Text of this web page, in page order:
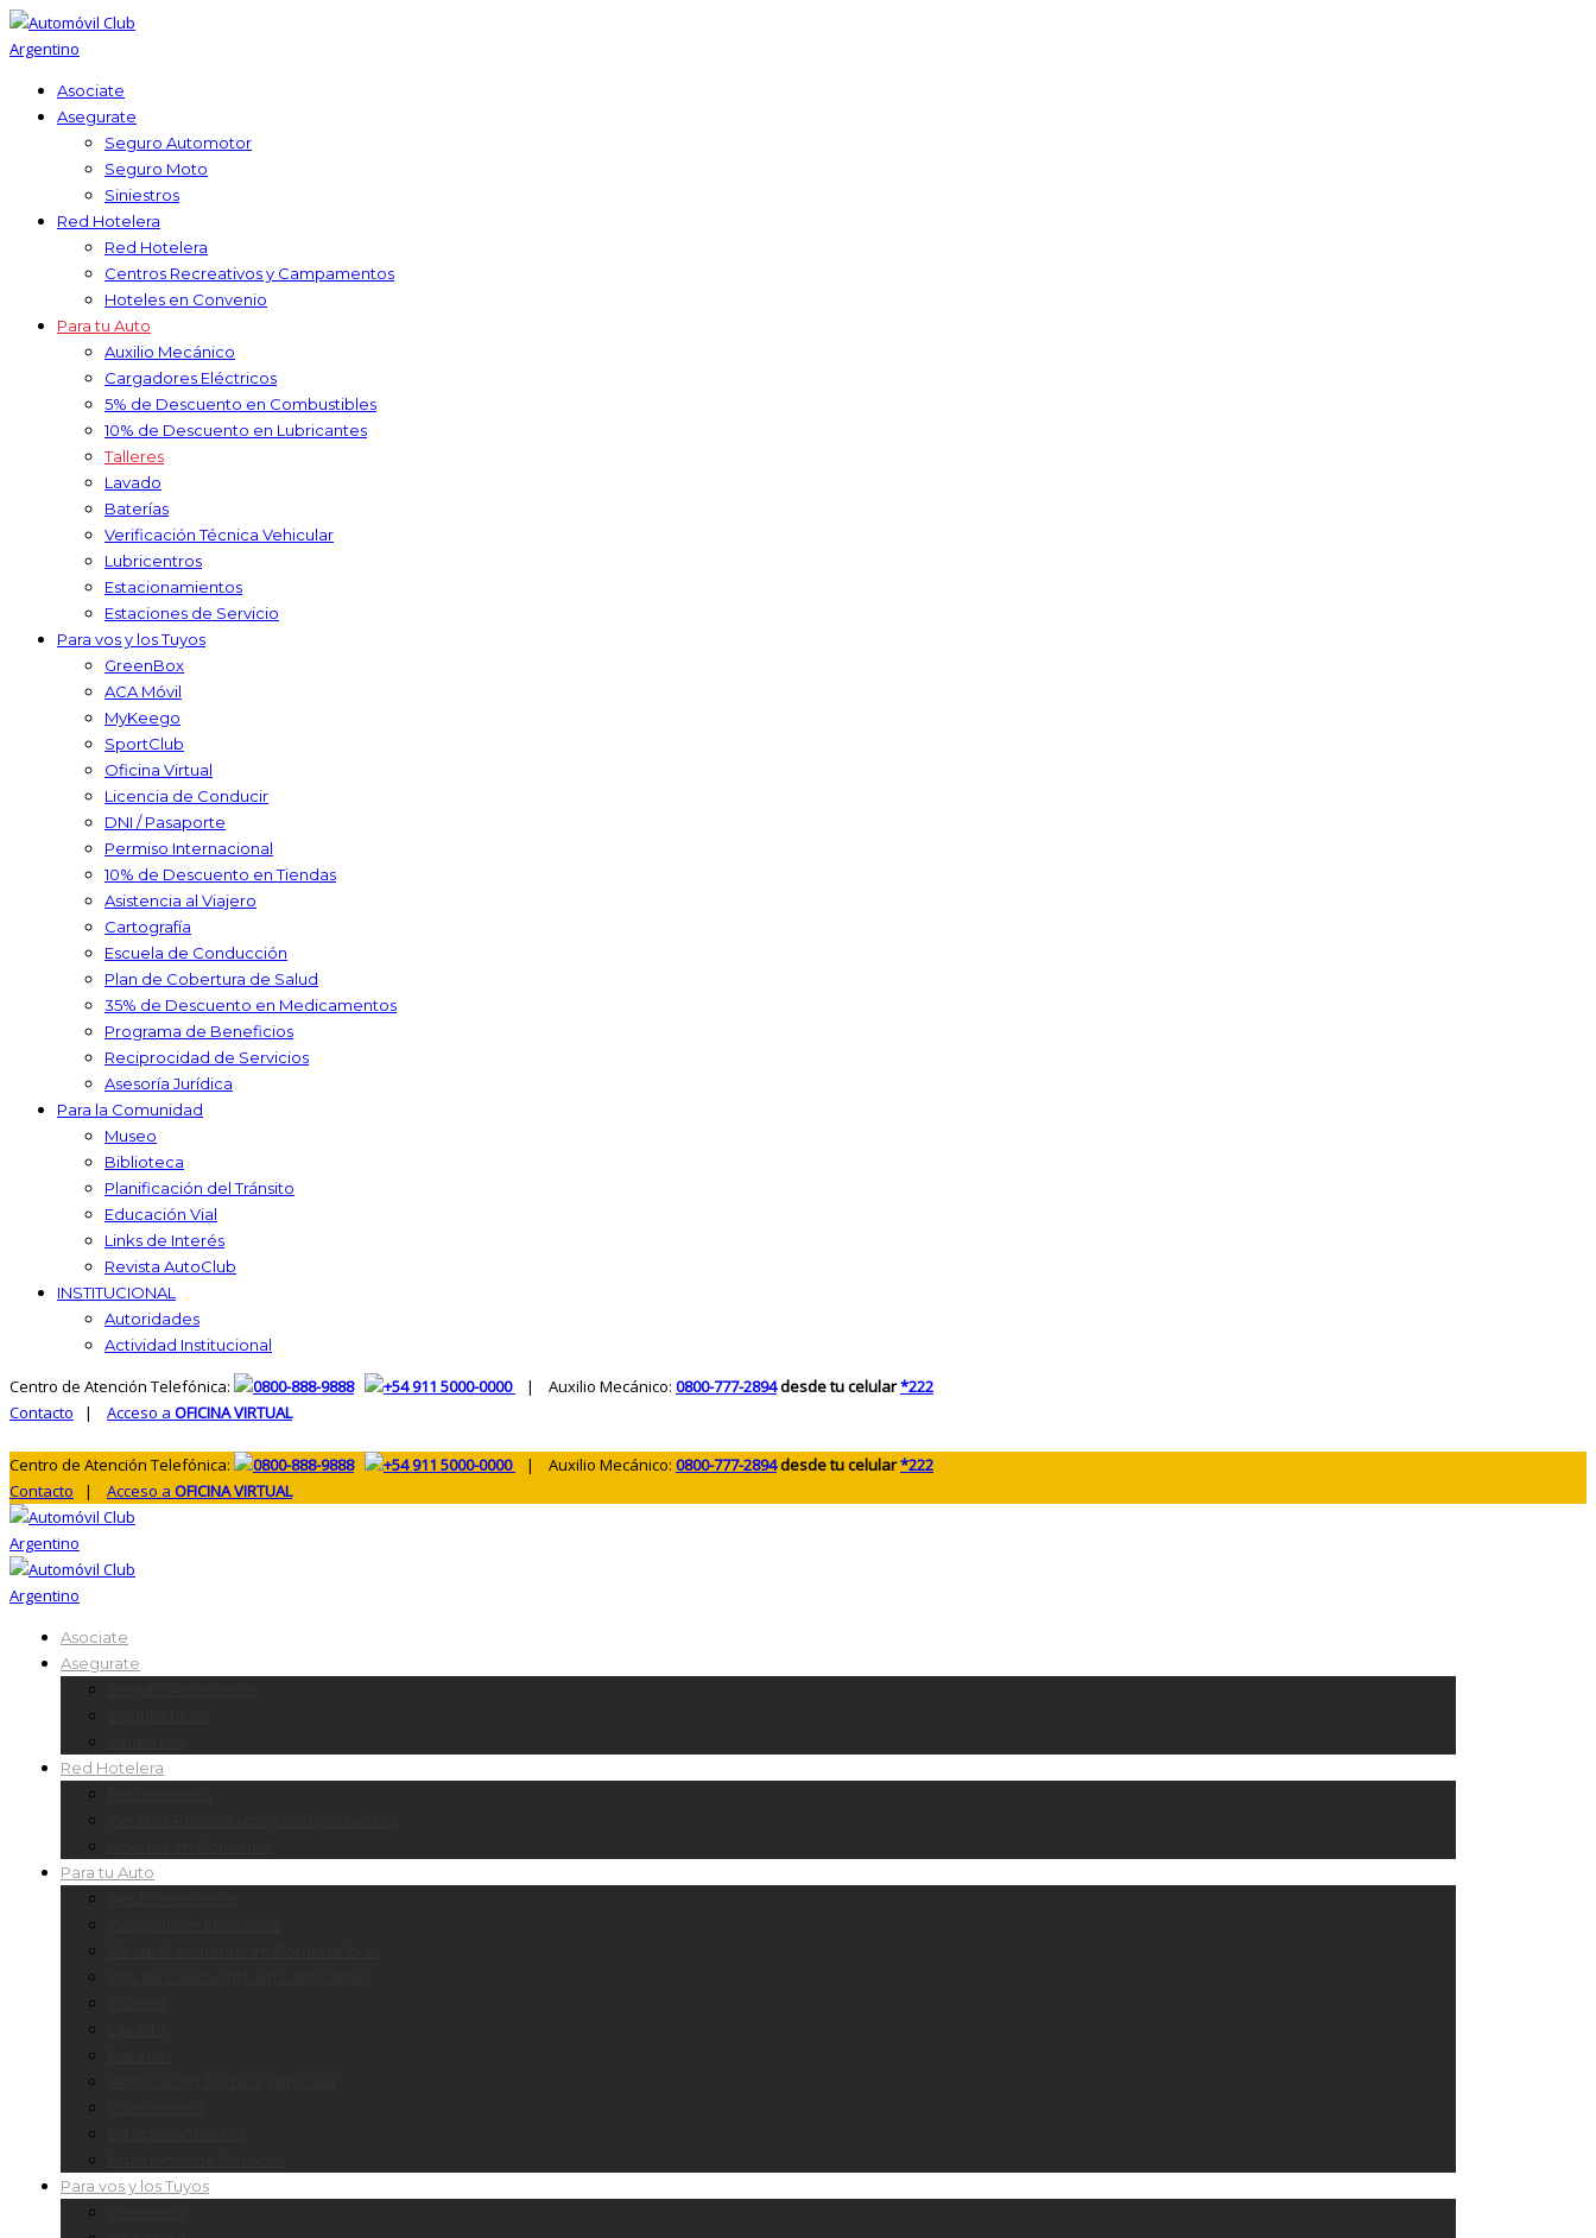
Asociate
Asegurate
Seguro Automotor
Seguro Moto
Siniestros
Red Hotelera
Red Hotelera
Centros Recreativos y Campamentos
Hoteles en Convenio
Para tu Auto
Auxilio Mecánico
Cargadores Eléctricos
5% de Descuento en Combustibles
10% de Descuento en Lubricantes
Talleres
Lavado
Baterías
Verificación Técnica Vehicular
Lubricentros
Estacionamientos
Estaciones de Servicio
Para vos y los Tuyos
GreenBox
ACA Móvil
MyKeego
SportClub
Oficina Virtual
Licencia de Conducir
DNI / Pasaporte
Permiso Internacional
10% de Descuento en Tiendas
Asistencia al Viajero
Cartografía
Escuela de Conducción
Plan de Cobertura de Salud
35% de Descuento en Medicamentos
Programa de Beneficios
Reciprocidad de Servicios
Asesoría Jurídica
Para la Comunidad
Museo
Biblioteca
Planificación del Tránsito
Educación Vial
Links de Interés
Revista AutoClub
INSTITUCIONAL
Autoridades
Actividad Institucional
Centro de Atención Telefónica: 0800-888-9888 +54 911 5000-0000 | Auxilio Mecánico: 0800-777-2894desde tu celular*222
Contacto | Acceso a OFICINA VIRTUAL
Centro de Atención Telefónica: 0800-888-9888 +54 911 5000-0000 | Auxilio Mecánico: 0800-777-2894desde tu celular*222
Contacto | Acceso a OFICINA VIRTUAL
Asociate
Asegurate
Red Hotelera
Para tu Auto
Para vos y los Tuyos